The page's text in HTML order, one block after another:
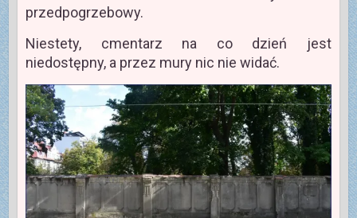
przedpogrzebowy.
Niestety, cmentarz na co dzień jest
niedostępny, a przez mury nic nie widać.